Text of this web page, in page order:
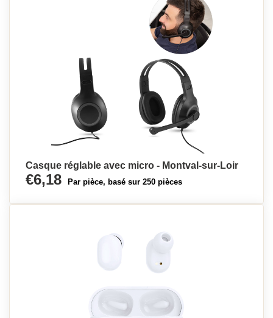
Casque réglable avec micro - Montval-sur-Loir
€6,18 Par pièce, basé sur 250 pièces